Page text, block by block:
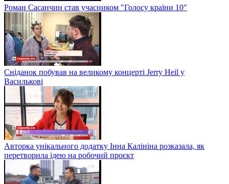
Роман Сасанчин став учасником "Голосу країни 10"
Сніданок побував на великому концерті Jerry Heil у
Василькові
Авторка унікального додатку Інна Калініна розказала, як
перетворила ідею на робочий проєкт